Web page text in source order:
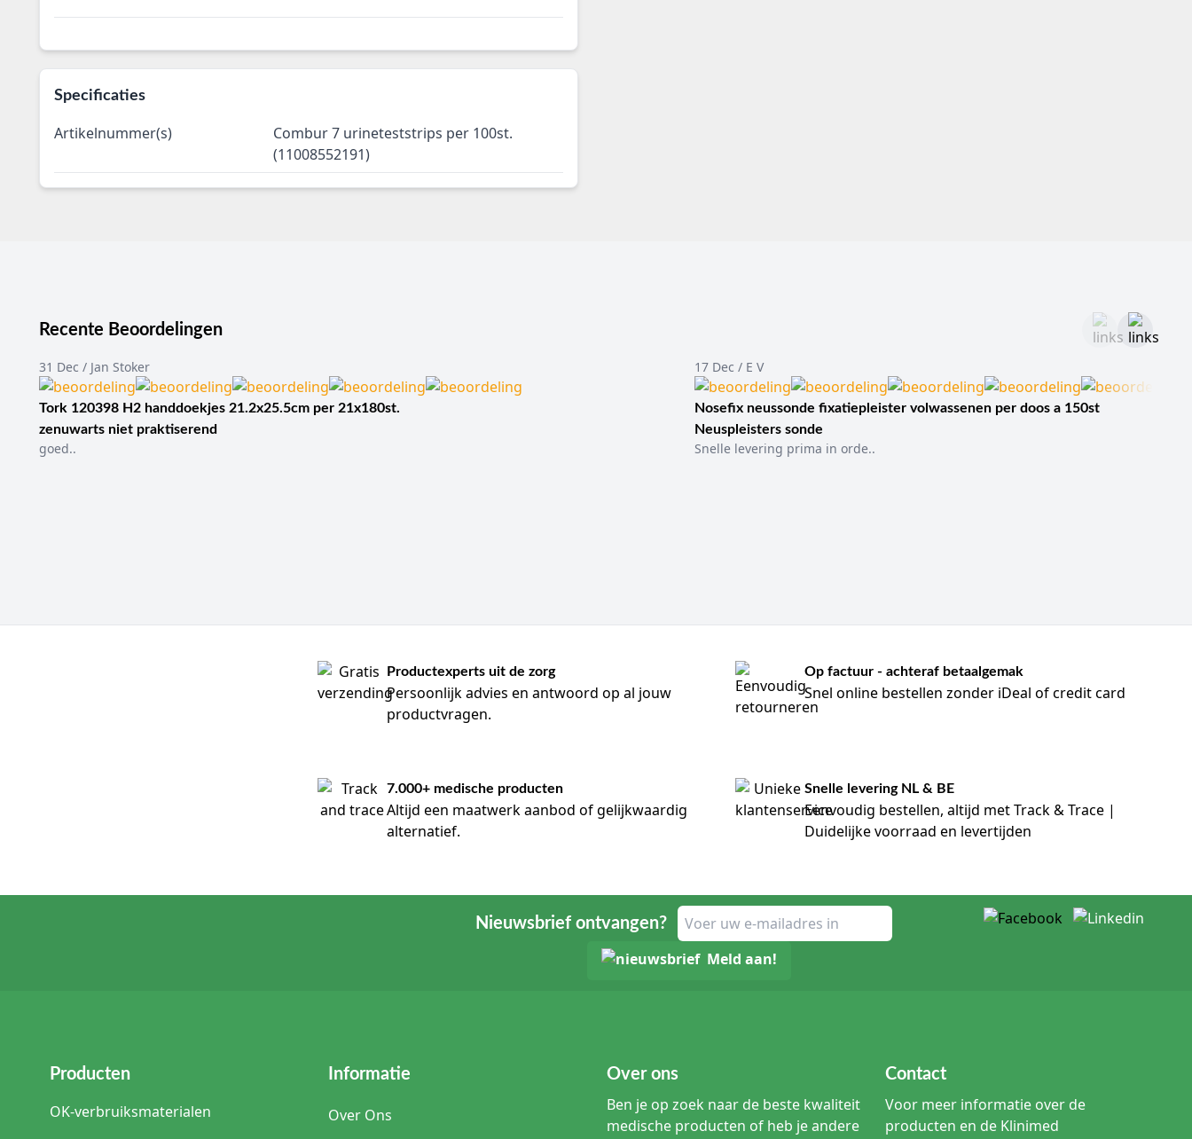
Specificaties
Artikelnummer(s)
Combur 7 urineteststrips per 100st.
(11008552191)
Recente Beoordelingen
31 Dec / Jan Stoker
Tork 120398 H2 handdoekjes 21.2x25.5cm per 21x180st.
zenuwarts niet praktiserend
goed..
17 Dec / E V
Nosefix neussonde fixatiepleister volwassenen per doos a 150st
Neuspleisters sonde
Snelle levering prima in orde..
Productexperts uit de zorg
Persoonlijk advies en antwoord op al jouw
productvragen.
Op factuur - achteraf betaalgemak
Snel online bestellen zonder iDeal of credit card
7.000+ medische producten
Altijd een maatwerk aanbod of gelijkwaardig
alternatief.
Snelle levering NL & BE
Eenvoudig bestellen, altijd met Track & Trace |
Duidelijke voorraad en levertijden
Nieuwsbrief ontvangen?
Meld aan!
Producten
OK-verbruiksmaterialen
Informatie
Over Ons
Over ons
Ben je op zoek naar de beste kwaliteit
medische producten of heb je andere
Contact
Voor meer informatie over de
producten en de Klinimed